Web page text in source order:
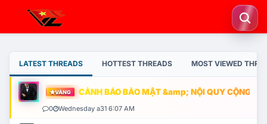
LATEST THREADS HOTTEST THREADS MOST VIEWED
VÀNG CẢNH BÁO BẢO MẬT &amp; NỘI QUY CỘNG
0 Wednesday a31 6:07 AM